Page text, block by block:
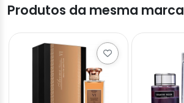
Produtos da mesma marca